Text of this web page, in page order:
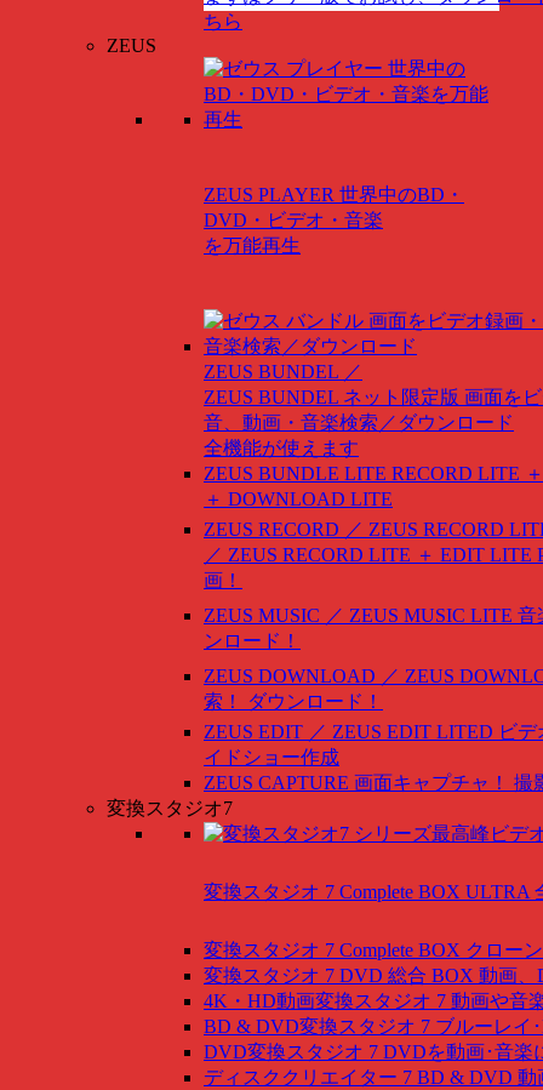
ちら
ZEUS
ZEUS PLAYER 世界中のBD・
DVD・ビデオ・音楽
を万能再生
ZEUS BUNDEL ／
ZEUS BUNDEL ネット限定版 画面を
音、動画・音楽検索／ダウンロード
全機能が使えます
ZEUS BUNDLE LITE RECORD LITE
＋ DOWNLOAD LITE
ZEUS RECORD ／ ZEUS RECORD
／ ZEUS RECORD LITE ＋ EDIT LITE
画！
ZEUS MUSIC ／ ZEUS MUSIC LITE 音
ンロード！
ZEUS DOWNLOAD ／ ZEUS
索！ ダウンロード！
ZEUS EDIT ／ ZEUS EDIT LITED ビ
イドショー作成
ZEUS CAPTURE 画面キャプチャ！ 撮
変換スタジオ7
変換スタジオ 7 Complete BOX ULTRA
変換スタジオ 7 Complete BOX クロー
変換スタジオ 7 DVD 総合 BOX 動画、
4K・HD動画変換スタジオ 7 動画や音
BD & DVD変換スタジオ 7 ブルーレイ
DVD変換スタジオ 7 DVDを動画･音楽
ディスククリエイター 7 BD & DVD 動